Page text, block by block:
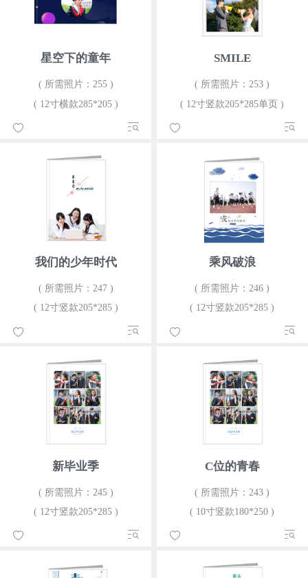
星空下的童年
( 所需照片：255 )
( 12寸横款285*205 )
SMILE
( 所需照片：253 )
( 12寸竖款205*285单页 )
我们的少年时代
( 所需照片：247 )
( 12寸竖款205*285 )
乘风破浪
( 所需照片：246 )
( 12寸竖款205*285 )
新毕业季
( 所需照片：245 )
( 12寸竖款205*285 )
C位的青春
( 所需照片：243 )
( 10寸竖款180*250 )